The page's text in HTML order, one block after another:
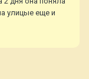
улицые еще и